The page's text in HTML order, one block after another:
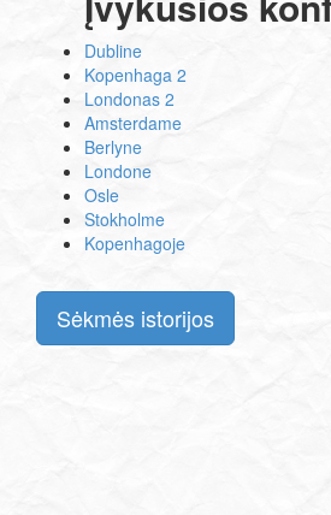
Dubline
Kopenhaga 2
Londonas 2
Amsterdame
Berlyne
Londone
Osle
Stokholme
Kopenhagoje
Sėkmės istorijos